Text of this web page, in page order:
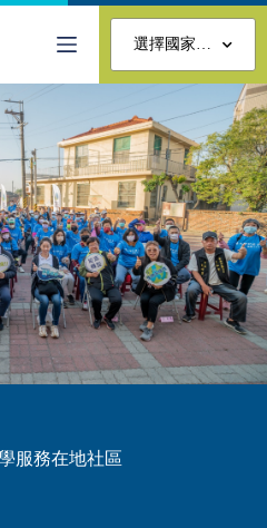
選擇國家…
服務在地社區